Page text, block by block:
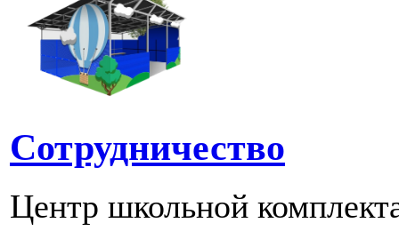
Сотрудничество
Центр школьной